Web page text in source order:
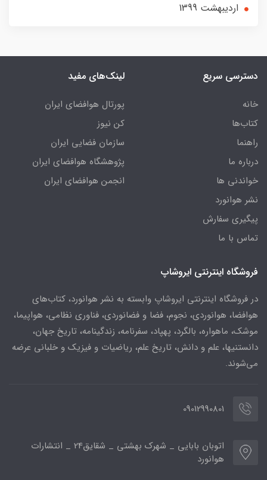
ارديبهشت 1399
دسترسی سریع
خانه
کتاب‌ها
راهنما
درباره ما
خواندنی ها
نشر هوانورد
پیگیری سفارش
تماس با ما
لینک‌های مفید
پورتال هوافضای ایران
کن نیوز
سازمان فضایی ایران
پژوهشگاه هوافضای ایران
انجمن هوافضای ایران
فروشگاه اینترنتی ایروشاپ
در فروشگاه اینترنتی ایروشاپ وابسته به نشر هوانورد، کتاب‌های
هوافضا، هوانوردی، نجوم، فضا و فضانوردی، فناوری نظامی، هواپیما،
موشک، ماهواره، بالگرد، پهپاد، سفرنامه، زندگینامه، تاریخ جهان،
دانستنیها، علم و دانش، تاریخ علم، ریاضیات و فیزیک و خلبانی عرضه
می‌شوند.
09012990801
اتوبان بابایی _ شهرک بهشتی _ شقایق24 _ انتشارات
هوانورد